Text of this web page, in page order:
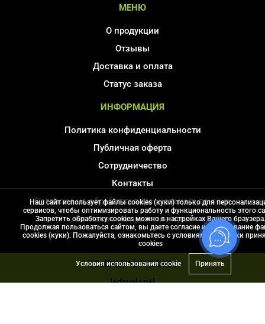
МЕНЮ
О продукции
Отзывы
Доставка и оплата
Статус заказа
ИНФОРМАЦИЯ
Политика конфиденциальности
Публичная оферта
Сотрудничество
Контакты
Согласие на обработку персональных данных
Соглаcие на принятие куки
Карта сайта
©CellMat™2013-2026
[+develop+]
Наш сайт использует файлы cookies (куки) только для
сервисов, чтобы оптимизировать работу и функциональность этого
Запретить обработку cookies можно в настройках Вашего браузера.
Продолжая пользоваться сайтом, вы даете согласие использование
cookies (куки). Пожалуйста, ознакомьтесь с условиями политики
сookies
Условия использования cookie Принять